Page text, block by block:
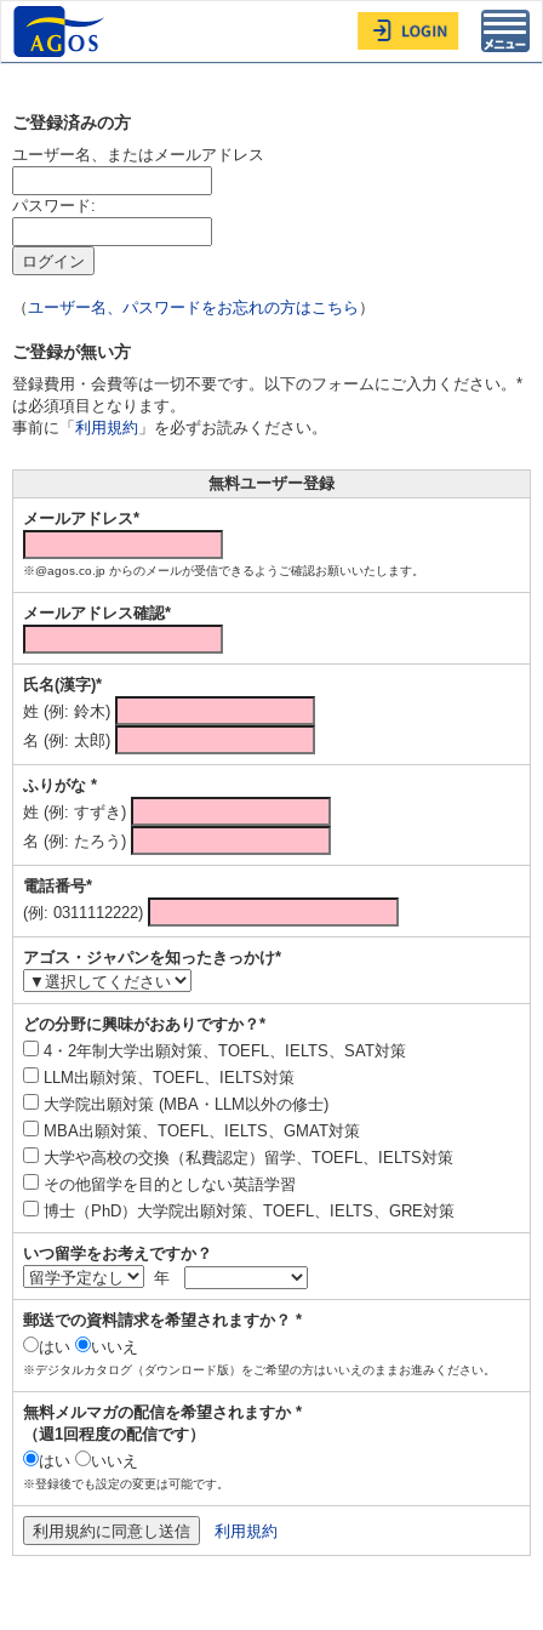
ご登録済みの方
ユーザー名、またはメールアドレス
パスワード:
（ユーザー名、パスワードをお忘れの方はこちら ）
ご登録が無い方
登録費用・会費等は一切不要です。以下のフォームにご入力ください。*
は必須項目となります。
事前に「 利用規約 」を必ずお読みください。
無料ユーザー登録
メールアドレス*
※@agos.co.jp からのメールが受信できるようご確認お願いいたします。
メールアドレス確認*
氏名(漢字)*
姓 (例: 鈴木)
名 (例: 太郎)
ふりがな *
姓 (例: すずき)
名 (例: たろう)
電話番号*
(例: 0311112222)
アゴス・ジャパンを知ったきっかけ*
どの分野に興味がおありですか？*
4・2年制大学出願対策、TOEFL、IELTS、SAT対策
LLM出願対策、TOEFL、IELTS対策
大学院出願対策 (MBA・LLM以外の修士)
MBA出願対策、TOEFL、IELTS、GMAT対策
大学や高校の交換（私費認定）留学、TOEFL、IELTS対策
その他留学を目的としない英語学習
博士（PhD）大学院出願対策、TOEFL、IELTS、GRE対策
いつ留学をお考えですか？
年
郵送での資料請求を希望されますか？ *
はい
いいえ
※デジタルカタログ（ダウンロード版）をご希望の方はいいえのままお進みください。
無料メルマガの配信を希望されますか *
（週1回程度の配信です）
はい
いいえ
※登録後でも設定の変更は可能です。
利用規約